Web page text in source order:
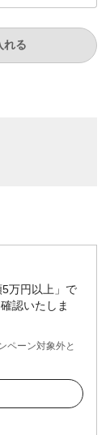
れる
5万円以上」で
認いたしま
ペーン対象外と